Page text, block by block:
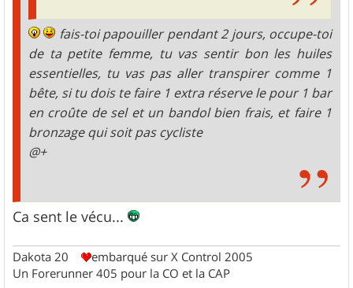
fais-toi papouiller pendant 2 jours, occupe-toi
de ta petite femme, tu vas sentir bon les huiles
essentielles, tu vas pas aller transpirer comme 1
bête, si tu dois te faire 1 extra réserve le pour 1 bar
en croûte de sel et un bandol bien frais, et faire 1
bronzage qui soit pas cycliste
@+
Ca sent le vécu...
Dakota 20
embarqué sur X Control 2005
Un Forerunner 405 pour la CO et la CAP